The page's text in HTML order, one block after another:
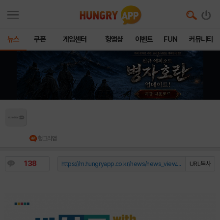
뉴스 쿠폰 게임센터 헝앱샵 이벤트 FUN 커뮤니티
헝그리앱
138 URL복사
https://m.hungryapp.co.kr/news/news_view.php?durl=YmNvZGU9b...